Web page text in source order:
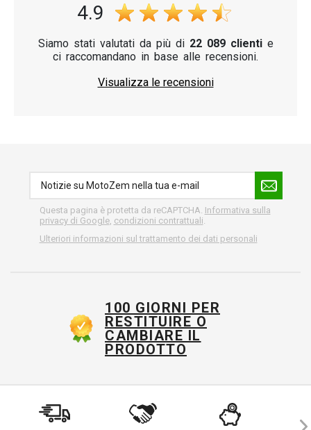
4.9
Siamo stati valutati da più di 22 089 clientie
ci raccomandano in base alle recensioni.
Visualizza le recensioni
Questa pagina è protetta da reCAPTCHA. Informativa sulla
privacy di Google, condizioni contrattuali
Ulteriori informazioni sul trattamento dei dati personali
100 GIORNI PER
RESTITUIRE O
CAMBIARE IL
PRODOTTO